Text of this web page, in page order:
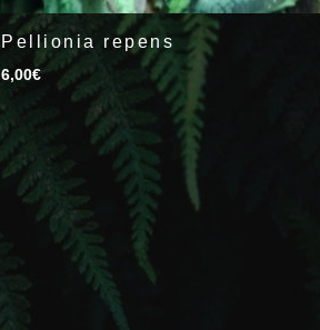
Pellionia repens
6,00€